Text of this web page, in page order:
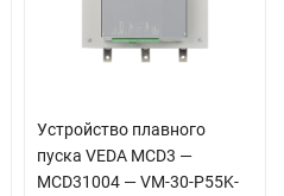
Устройство плавного
пуска VEDA MCD3 —
MCD31004 — VM-30-P55K-